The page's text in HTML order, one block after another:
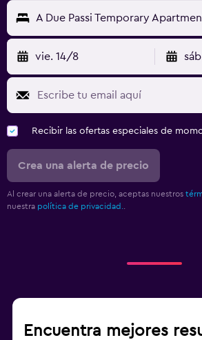
A Due Passi Temporary
vie. 14/8
Recibir las ofertas especiales de
Crea una alerta de precio
Al crear una alerta de precio, aceptas nuestros
nuestra política de privacidad.
Encuentra mejores